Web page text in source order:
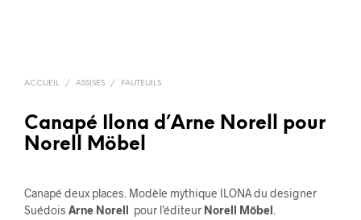
ACCUEIL / ASSISES / FAUTEUILS
Canapé Ilona d’Arne Norell pour
Norell Möbel
Canapé deux places. Modèle mythique ILONA du designer
Suédois Arne Norell pour l’éditeur Norell Möbel